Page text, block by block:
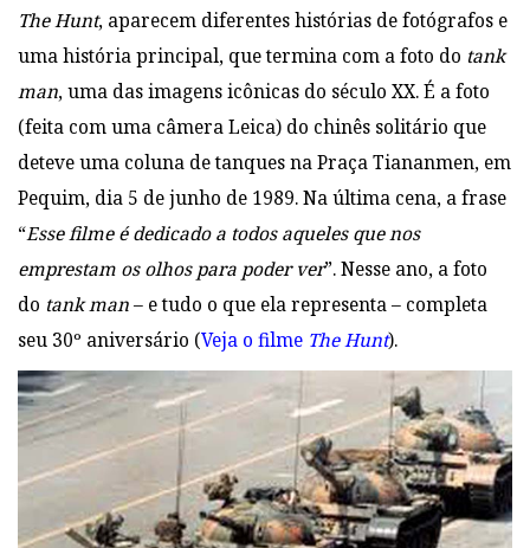
The Hunt, aparecem diferentes histórias de fotógrafos e
uma história principal, que termina com a foto do tank
man, uma das imagens icônicas do século XX. É a foto
(feita com uma câmera Leica) do chinês solitário que
deteve uma coluna de tanques na Praça Tiananmen, em
Pequim, dia 5 de junho de 1989. Na última cena, a frase
“Esse filme é dedicado a todos aqueles que nos
emprestam os olhos para poder ver”. Nesse ano, a foto
do tank man– e tudo o que ela representa – completa
seu 30º aniversário (Veja o filme The Hunt).